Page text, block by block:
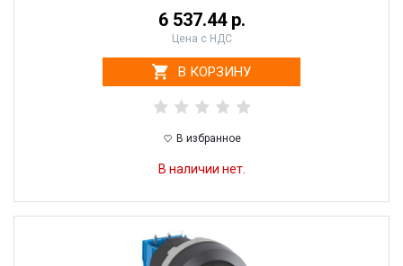
6 537.44 р.
Цена с НДС
В КОРЗИНУ
В избранное
В наличии нет.